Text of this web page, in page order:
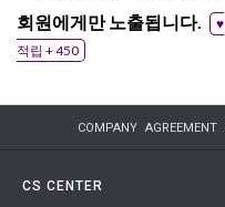
500g)
회원에게만 노출됩니다.
♥
적립 + 450
COMPANY AGREEMENT
CS CENTER